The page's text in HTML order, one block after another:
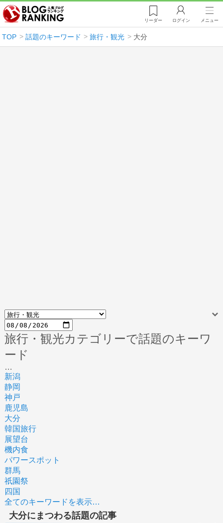
リーダー ログイン メニュー
TOP 話題のキーワード 旅行・観光 大分
旅行・観光カテゴリーで話題のキーワ
ード
…
新潟
静岡
神戸
鹿児島
大分
韓国旅行
展望台
機内食
パワースポット
群馬
祇園祭
四国
全てのキーワードを表示…
大分にまつわる話題の記事